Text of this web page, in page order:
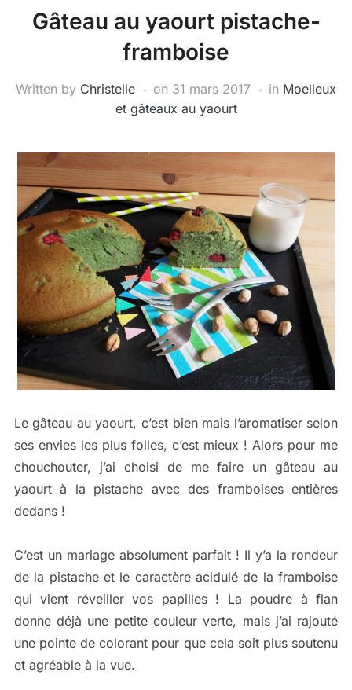
Gâteau au yaourt pistache-
framboise
Written by Christelle on 31 mars 2017 in Moelleux
et gâteaux au yaourt
Le gâteau au yaourt, c’est bien mais l’aromatiser selon
ses envies les plus folles, c’est mieux ! Alors pour me
chouchouter, j’ai choisi de me faire un gâteau au
yaourt à la pistache avec des framboises entières
dedans !
C’est un mariage absolument parfait ! Il y’a la rondeur
de la pistache et le caractère acidulé de la framboise
qui vient réveiller vos papilles ! La poudre à flan
donne déjà une petite couleur verte, mais j’ai rajouté
une pointe de colorant pour que cela soit plus soutenu
et agréable à la vue.